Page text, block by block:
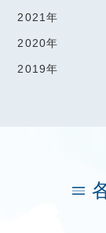
2021年
2020年
2019年